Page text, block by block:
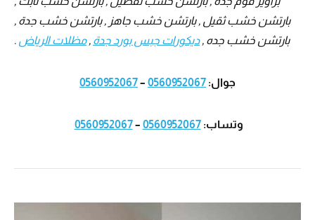
بارتشن خشب ثقيل , بارتشن خشب جاهز , بارتشن خشب جدة ,
بارتشن خشب جده ,ديكورات جبس بورد جدة ,مظلات الرياض .
جوال: 0560952067
–
0560952067
وتساب:0560952067
–
0560952067